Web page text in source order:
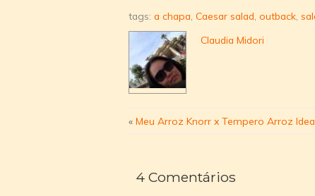
tags: a chapa Caesar salad outback
Claudia Midori
« Meu Arroz Knorr x Tempero Arroz
4 Comentários